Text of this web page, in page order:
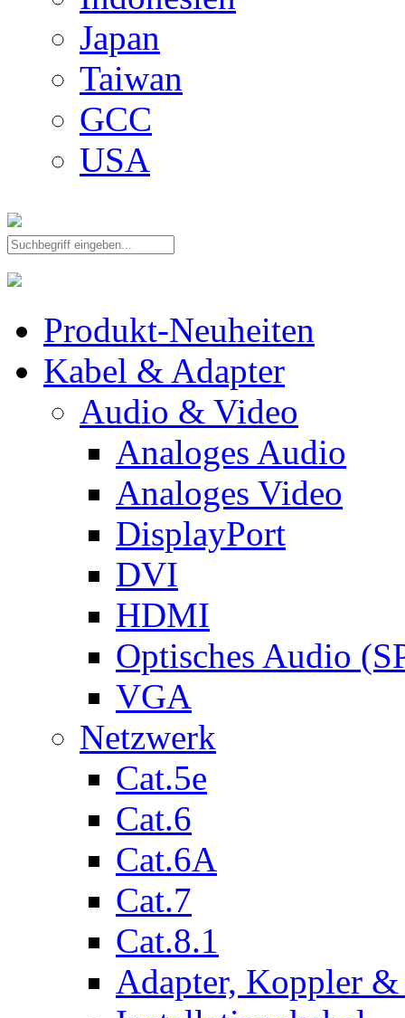
Japan
Taiwan
GCC
USA
Produkt-Neuheiten
Kabel & Adapter
Audio & Video
Analoges Audio
Analoges Video
DisplayPort
DVI
HDMI
Optisches Audio
VGA
Netzwerk
Cat.5e
Cat.6
Cat.6A
Cat.7
Cat.8.1
Adapter, Koppler &